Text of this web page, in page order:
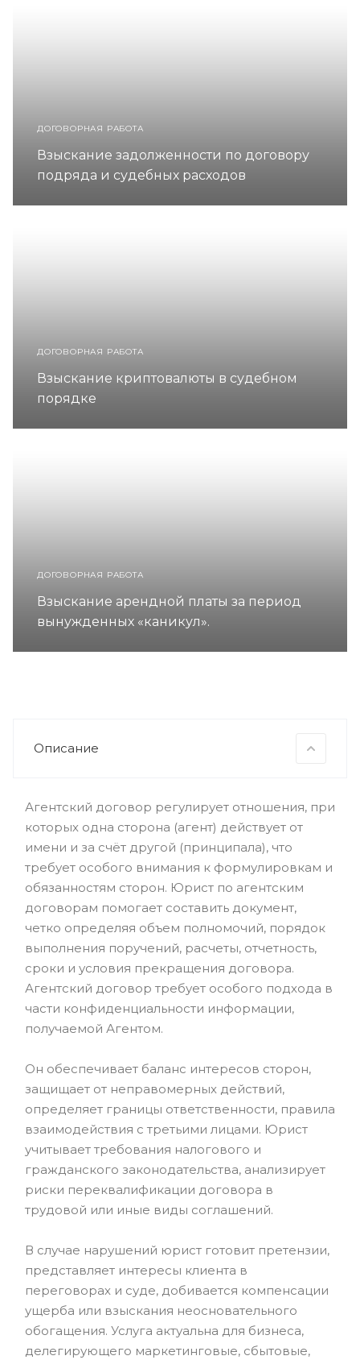
ДОГОВОРНАЯ РАБОТА
Взыскание задолженности по договору
подряда и судебных расходов
ДОГОВОРНАЯ РАБОТА
Взыскание криптовалюты в судебном
порядке
ДОГОВОРНАЯ РАБОТА
Взыскание арендной платы за период
вынужденных «каникул».
Описание
Агентский договор регулирует отношения, при
которых одна сторона (агент) действует от
имени и за счёт другой (принципала), что
требует особого внимания к формулировкам и
обязанностям сторон. Юрист по агентским
договорам помогает составить документ,
четко определяя объем полномочий, порядок
выполнения поручений, расчеты, отчетность,
сроки и условия прекращения договора.
Агентский договор требует особого подхода в
части конфиденциальности информации,
получаемой Агентом.
Он обеспечивает баланс интересов сторон,
защищает от неправомерных действий,
определяет границы ответственности, правила
взаимодействия с третьими лицами. Юрист
учитывает требования налогового и
гражданского законодательства, анализирует
риски переквалификации договора в
трудовой или иные виды соглашений.
В случае нарушений юрист готовит претензии,
представляет интересы клиента в
переговорах и суде, добивается компенсации
ущерба или взыскания неосновательного
обогащения. Услуга актуальна для бизнеса,
делегирующего маркетинговые, сбытовые,